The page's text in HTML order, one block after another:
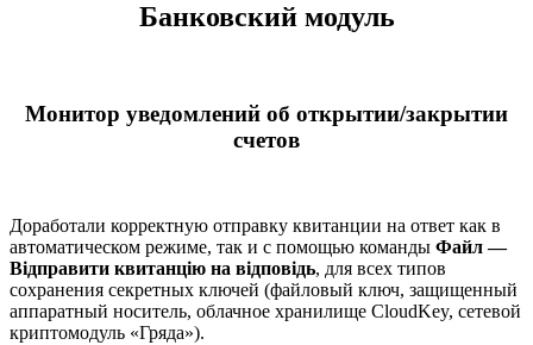
Банковский модуль
Монитор уведомлений об открытии/закрытии
счетов
Доработали корректную отправку квитанции на ответ как в
автоматическом режиме, так и с помощью команды Файл —
Відправити квитанцію на відповідь, для всех типов
сохранения секретных ключей (файловый ключ, защищенный
аппаратный носитель, облачное хранилище CloudKey, сетевой
криптомодуль «Гряда»).